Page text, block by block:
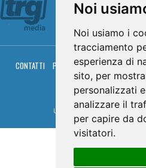
Noi
Noi usiamo i
tracciamento
esperienza di
sito, per
personalizzati
analizzare il
per capire da
visitatori.
CONTATTI PRIVACY COOKIES
RGM
© TRG Media
Umbria Televisioni s.r.l. -